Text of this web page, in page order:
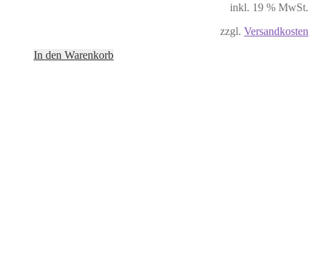
inkl. 19 % MwSt.
zzgl. Versandkosten
In den Warenkorb